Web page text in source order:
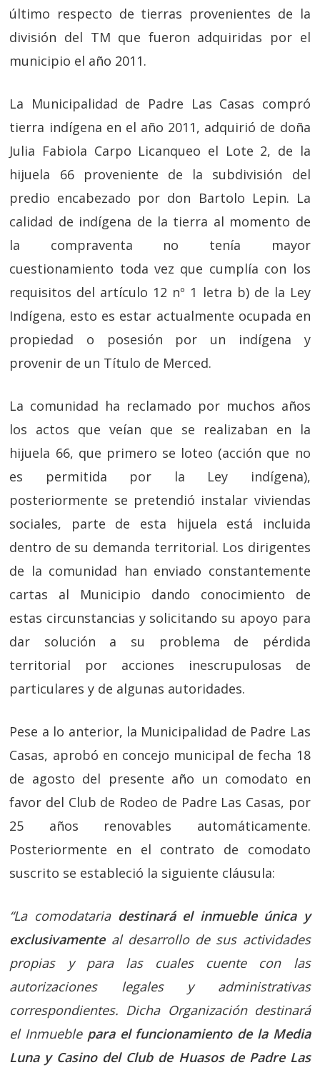
último respecto de tierras provenientes de la
división del TM que fueron adquiridas por el
municipio el año 2011.
La Municipalidad de Padre Las Casas compró
tierra indígena en el año 2011, adquirió de doña
Julia Fabiola Carpo Licanqueo el Lote 2, de la
hijuela 66 proveniente de la subdivisión del
predio encabezado por don Bartolo Lepin. La
calidad de indígena de la tierra al momento de
la compraventa no tenía mayor
cuestionamiento toda vez que cumplía con los
requisitos del artículo 12 nº 1 letra b) de la Ley
Indígena, esto es estar actualmente ocupada en
propiedad o posesión por un indígena y
provenir de un Título de Merced.
La comunidad ha reclamado por muchos años
los actos que veían que se realizaban en la
hijuela 66, que primero se loteo (acción que no
es permitida por la Ley indígena),
posteriormente se pretendió instalar viviendas
sociales, parte de esta hijuela está incluida
dentro de su demanda territorial. Los dirigentes
de la comunidad han enviado constantemente
cartas al Municipio dando conocimiento de
estas circunstancias y solicitando su apoyo para
dar solución a su problema de pérdida
territorial por acciones inescrupulosas de
particulares y de algunas autoridades.
Pese a lo anterior, la Municipalidad de Padre Las
Casas, aprobó en concejo municipal de fecha 18
de agosto del presente año un comodato en
favor del Club de Rodeo de Padre Las Casas, por
25 años renovables automáticamente.
Posteriormente en el contrato de comodato
suscrito se estableció la siguiente cláusula:
“La comodataria destinará el inmueble única y
exclusivamente al desarrollo de sus actividades
propias y para las cuales cuente con las
autorizaciones legales y administrativas
correspondientes. Dicha Organización destinará
el Inmueble para el funcionamiento de la Media
Luna y Casino del Club de Huasos de Padre Las